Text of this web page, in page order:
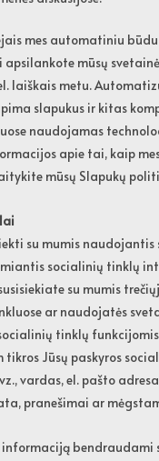
mes automatiniu
mūsų
laiškais metu.
slapukus ir kitas
naudojamas
apie tai, kaip
mūsų Slapukų
su mumis
socialinių tinklų
su mumis
ar naudojatės
tinklų
tikros Jūsų paskyros
vardas, el. pašto
pranešimai ar
bendraudami